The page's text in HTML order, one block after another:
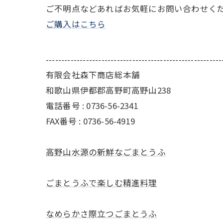
ご不明点などあればお気軽にお問い合わせく
ご購入はこちら
有限会社森下商店総本舗
和歌山県伊都郡高野町高野山238
電話番号 : 0736-56-2341
FAX番号 : 0736-56-4919
高野山水源の新鮮なごまとうふ
ごまとうふで楽しむ精進料理
なめらかさ際立つごまとうふ